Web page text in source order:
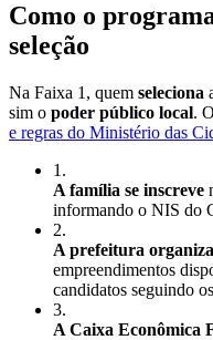
Como o
seleção
Na Faixa 1, quem seleciona
sim o poder público local.
e regras do Ministério das
1 .
A família se inscreve
informando o NIS do
2.
A prefeitura
empreendimentos
candidatos seguindo
3.
A Caixa Econômica